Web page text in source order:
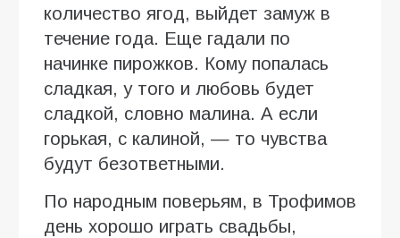
количество ягод, выйдет замуж в
течение года. Еще гадали по
начинке пирожков. Кому попалась
сладкая, у того и любовь будет
сладкой, словно малина. А если
горькая, с калиной, — то чувства
будут безответными.
По народным поверьям, в Трофимов
день хорошо играть свадьбы,